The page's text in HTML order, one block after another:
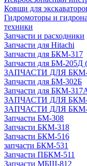
Ковши для
Гидромоторы и
техники
Запчасти и расходники
Запчасти для Hitachi
Запчасти для БКМ-317
Запчасти для БМ-
ЗАПЧАСТИ ДЛЯ БКМ-
Запчасти для БМ-302Б
Запчасти для БКМ-
ЗАПЧАСТИ ДЛЯ БКМ-
ЗАПЧАСТИ ДЛЯ БКМ-
Запчасти БМ-308
Запчасти БКМ-318
Запчасти БКМ-516
запчасти БКМ-531
Запчасти ПБКМ-511
Запчасти МБШ-812